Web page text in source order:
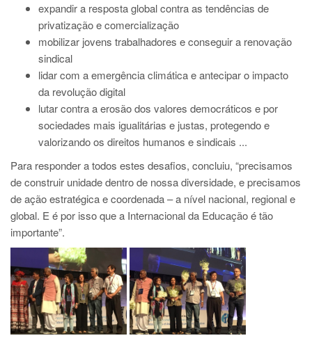
expandir a resposta global contra as tendências de
privatização e comercialização
mobilizar jovens trabalhadores e conseguir a renovação
sindical
lidar com a emergência climática e antecipar o impacto
da revolução digital
lutar contra a erosão dos valores democráticos e por
sociedades mais igualitárias e justas, protegendo e
valorizando os direitos humanos e sindicais ...
Para responder a todos estes desafios, concluiu, “precisamos
de construir unidade dentro de nossa diversidade, e precisamos
de ação estratégica e coordenada – a nível nacional, regional e
global. E é por isso que a Internacional da Educação é tão
importante”.